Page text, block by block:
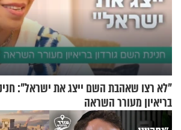
"לא רצו שאהבת השם ייצג את ישראל":
בריאיון מעורר השראה